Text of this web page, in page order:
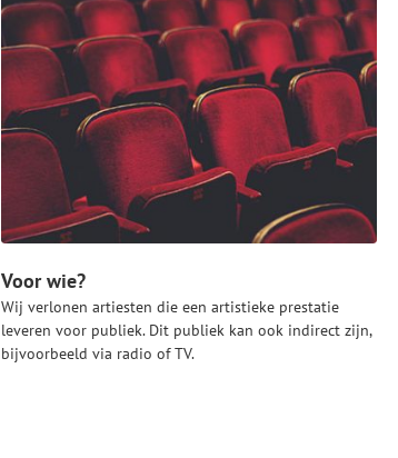
Voor wie?
Wij verlonen artiesten die een artistieke prestatie
leveren voor publiek. Dit publiek kan ook indirect zijn,
bijvoorbeeld via radio of TV.